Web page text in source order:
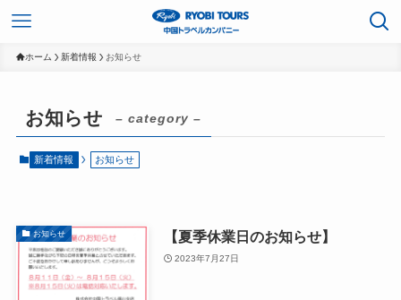
ホーム 新着情報 お知らせ
お知らせ – category –
新着情報 お知らせ
お知らせ 【夏季休業日のお知らせ】
2023年7月27日